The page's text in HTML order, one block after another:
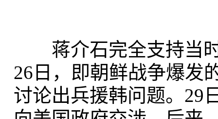
蒋介石完全支持当时
26日，即朝鲜战争爆发
讨论出兵援韩问题。29